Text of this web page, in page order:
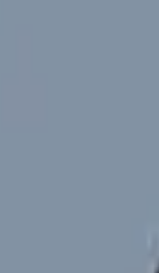
の問題として整理する
はありません。今の職場で
でいる看護師さん」に置き
方